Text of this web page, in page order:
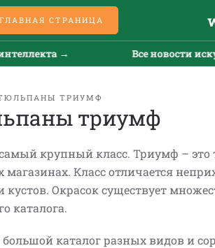
ГЛАВНАЯ СТРАНИЦА
Все новости искусственного
ТРИУМФ
триумф
крупный класс. Триумф –
Класс отличается
Окрасок существует
каталога.
большой каталог разных видов и